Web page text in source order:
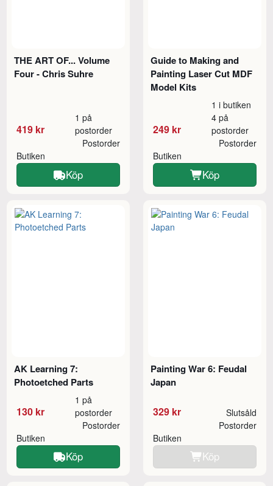
THE ART OF... Volume
Four - Chris Suhre
419 kr
1 på
postorder
Butiken
Postorder
Köp
Guide to Making and
Painting Laser Cut MDF
Model Kits
249 kr
1 i butiken
4 på
postorder
Butiken
Postorder
Köp
AK Learning 7:
Photoetched Parts
130 kr
1 på
postorder
Butiken
Postorder
Köp
Painting War 6: Feudal
Japan
329 kr Slutsåld
Butiken
Postorder
Köp